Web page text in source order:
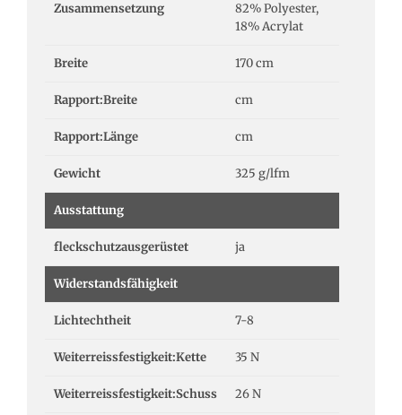
Zusammensetzung
82% Polyester,
18% Acrylat
Breite 170 cm
Rapport:Breite cm
Rapport:Länge cm
Gewicht 325 g/lfm
Ausstattung
fleckschutzausgerüstet ja
Widerstandsfähigkeit
Lichtechtheit 7-8
Weiterreissfestigkeit:Kette 35 N
Weiterreissfestigkeit:Schuss 26 N